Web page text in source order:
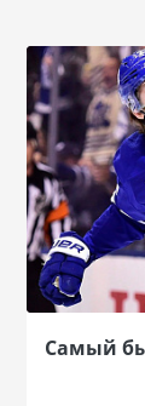
Самый